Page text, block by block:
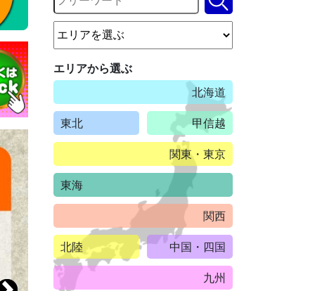
エリアから選ぶ
北海道
東北 甲信越
関東・東京
東海
関西
北陸 中国・四国
九州